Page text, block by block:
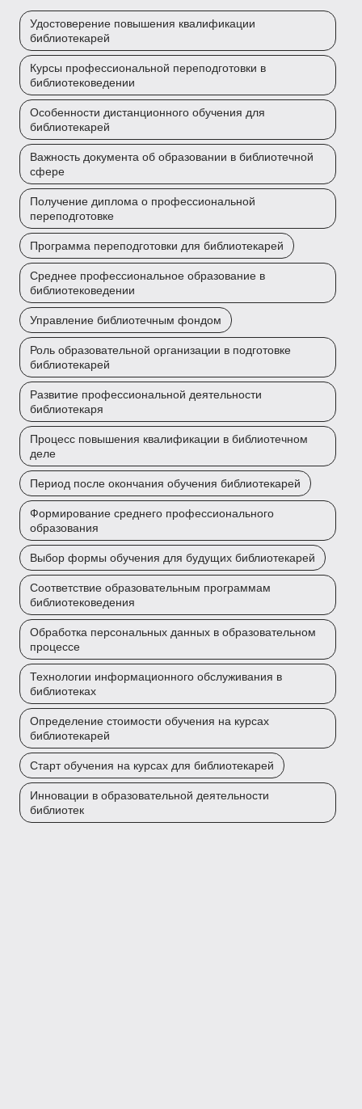
Удостоверение повышения квалификации
библиотекарей
Курсы профессиональной переподготовки в
библиотековедении
Особенности дистанционного обучения для
библиотекарей
Важность документа об образовании в библиотечной
сфере
Получение диплома о профессиональной
переподготовке
Программа переподготовки для библиотекарей
Среднее профессиональное образование в
библиотековедении
Управление библиотечным фондом
Роль образовательной организации в подготовке
библиотекарей
Развитие профессиональной деятельности
библиотекаря
Процесс повышения квалификации в библиотечном
деле
Период после окончания обучения библиотекарей
Формирование среднего профессионального
образования
Выбор формы обучения для будущих библиотекарей
Соответствие образовательным программам
библиотековедения
Обработка персональных данных в образовательном
процессе
Технологии информационного обслуживания в
библиотеках
Определение стоимости обучения на курсах
библиотекарей
Старт обучения на курсах для библиотекарей
Инновации в образовательной деятельности
библиотек